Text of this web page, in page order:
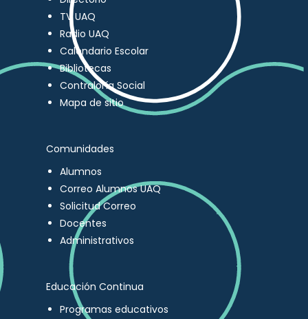
TV UAQ
Radio UAQ
Calendario Escolar
Bibliotecas
Contraloría Social
Mapa de sitio
Comunidades
Alumnos
Correo Alumnos UAQ
Solicitud Correo
Docentes
Administrativos
Educación Continua
Programas educativos